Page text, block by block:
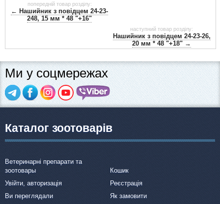
попередній товар розділу:
← Нашийник з повідцем 24-23-
248, 15 мм * 48 "+16"
наступний товар розділу:
Нашийник з повідцем 24-23-26,
20 мм * 48 "+18" →
Ми у соцмережах
Каталог зоотоварів
Ветеринарні препарати та
зоотовары
Кошик
Увійти, авторизація
Реєстрація
Ви переглядали
Як замовити